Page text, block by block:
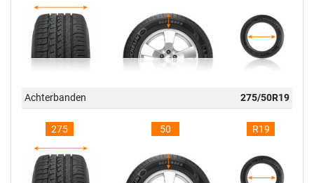
Achterbanden 275/50R19
275 50 R19